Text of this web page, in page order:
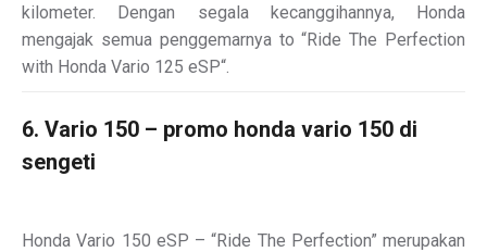
kilometer. Dengan segala kecanggihannya, Honda
mengajak semua penggemarnya to “Ride The Perfection
with Honda Vario 125 eSP“.
6. Vario 150 – promo honda vario 150 di
sengeti
Honda Vario 150 eSP – “Ride The Perfection” merupakan